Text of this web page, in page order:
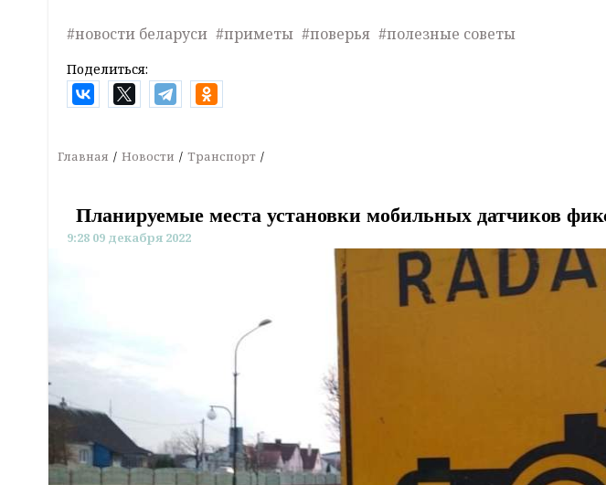
#новости беларуси #приметы #поверья #полезные советы
Поделиться:
Главная Новости Транспорт
Планируемые места установки мобильных датчиков
9:28 09 декабря 2022